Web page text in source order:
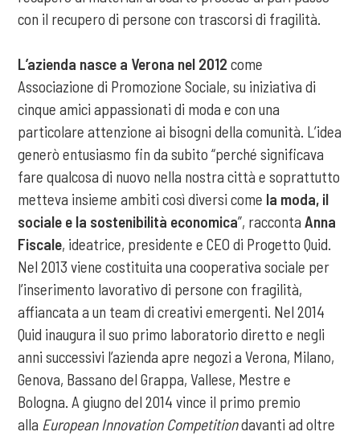
con il recupero di persone con trascorsi di fragilità.
L’azienda nasce a Verona nel 2012 come
Associazione di Promozione Sociale, su iniziativa di
cinque amici appassionati di moda e con una
particolare attenzione ai bisogni della comunità. L’idea
generò entusiasmo fin da subito “perché significava
fare qualcosa di nuovo nella nostra città e soprattutto
metteva insieme ambiti così diversi come la moda, il
sociale e la sostenibilità economica”, racconta Anna
Fiscale, ideatrice, presidente e CEO di Progetto Quid.
Nel 2013 viene costituita una cooperativa sociale per
l’inserimento lavorativo di persone con fragilità,
affiancata a un team di creativi emergenti. Nel 2014
Quid inaugura il suo primo laboratorio diretto e negli
anni successivi l’azienda apre negozi a Verona, Milano,
Genova, Bassano del Grappa, Vallese, Mestre e
Bologna. A giugno del 2014 vince il primo premio
alla European Innovation Competitiondavanti ad oltre